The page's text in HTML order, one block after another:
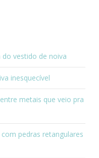
do vestido de noiva
inesquecível
metais que veio pra
pedras retangulares